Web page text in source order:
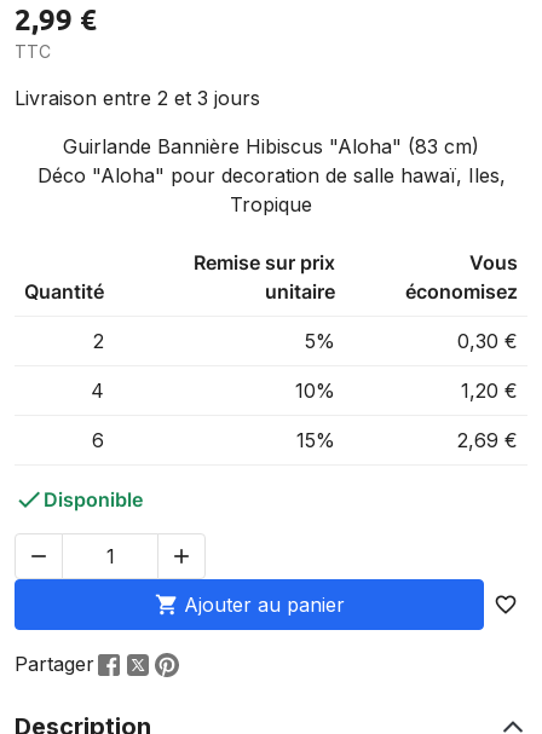
2,99 €
TTC
Livraison entre 2 et 3 jours
Guirlande Bannière Hibiscus "Aloha" (83 cm)
Déco "Aloha" pour decoration de salle hawaï, Iles,
Tropique
Quantité
Remise sur prix
unitaire
Vous
économisez
2 5% 0,30 €
4 10% 1,20 €
6 15% 2,69 €
 Disponible


 Ajouter au panier favorite_border
Partager
Description